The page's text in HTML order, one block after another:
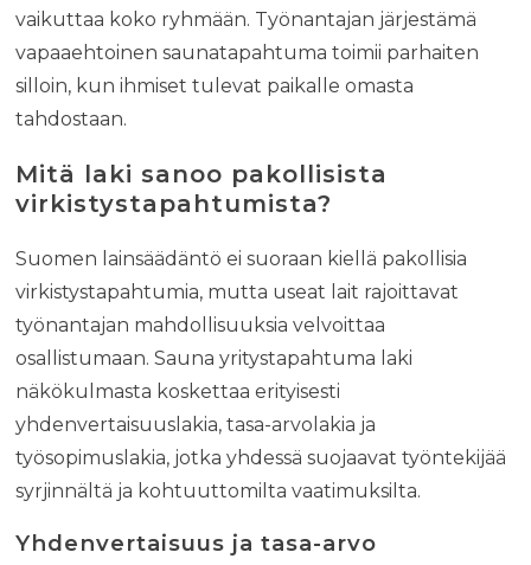
vaikuttaa koko ryhmään. Työnantajan järjestämä
vapaaehtoinen saunatapahtuma toimii parhaiten
silloin, kun ihmiset tulevat paikalle omasta
tahdostaan.
Mitä laki sanoo pakollisista
virkistystapahtumista?
Suomen lainsäädäntö ei suoraan kiellä pakollisia
virkistystapahtumia, mutta useat lait rajoittavat
työnantajan mahdollisuuksia velvoittaa
osallistumaan. Sauna yritystapahtuma laki
näkökulmasta koskettaa erityisesti
yhdenvertaisuuslakia, tasa-arvolakia ja
työsopimuslakia, jotka yhdessä suojaavat työntekijää
syrjinnältä ja kohtuuttomilta vaatimuksilta.
Yhdenvertaisuus ja tasa-arvo